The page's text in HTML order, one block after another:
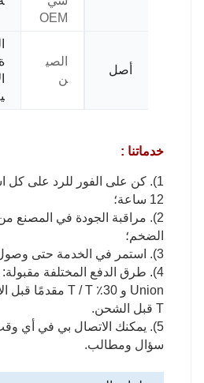
OEM
أصل
الصي
ن
ة
خدماتنا :
1). كن على الفور للرد على
12 ساعة؛
2). مراقبة الجودة في المصنع من
الضخم؛
3). استمر في الخدمة حتى وصول البضائع إلى العملاء؛
T قبل الشحن.
5). يمكنك الاتصال بي في أي
سؤال ومطالب.